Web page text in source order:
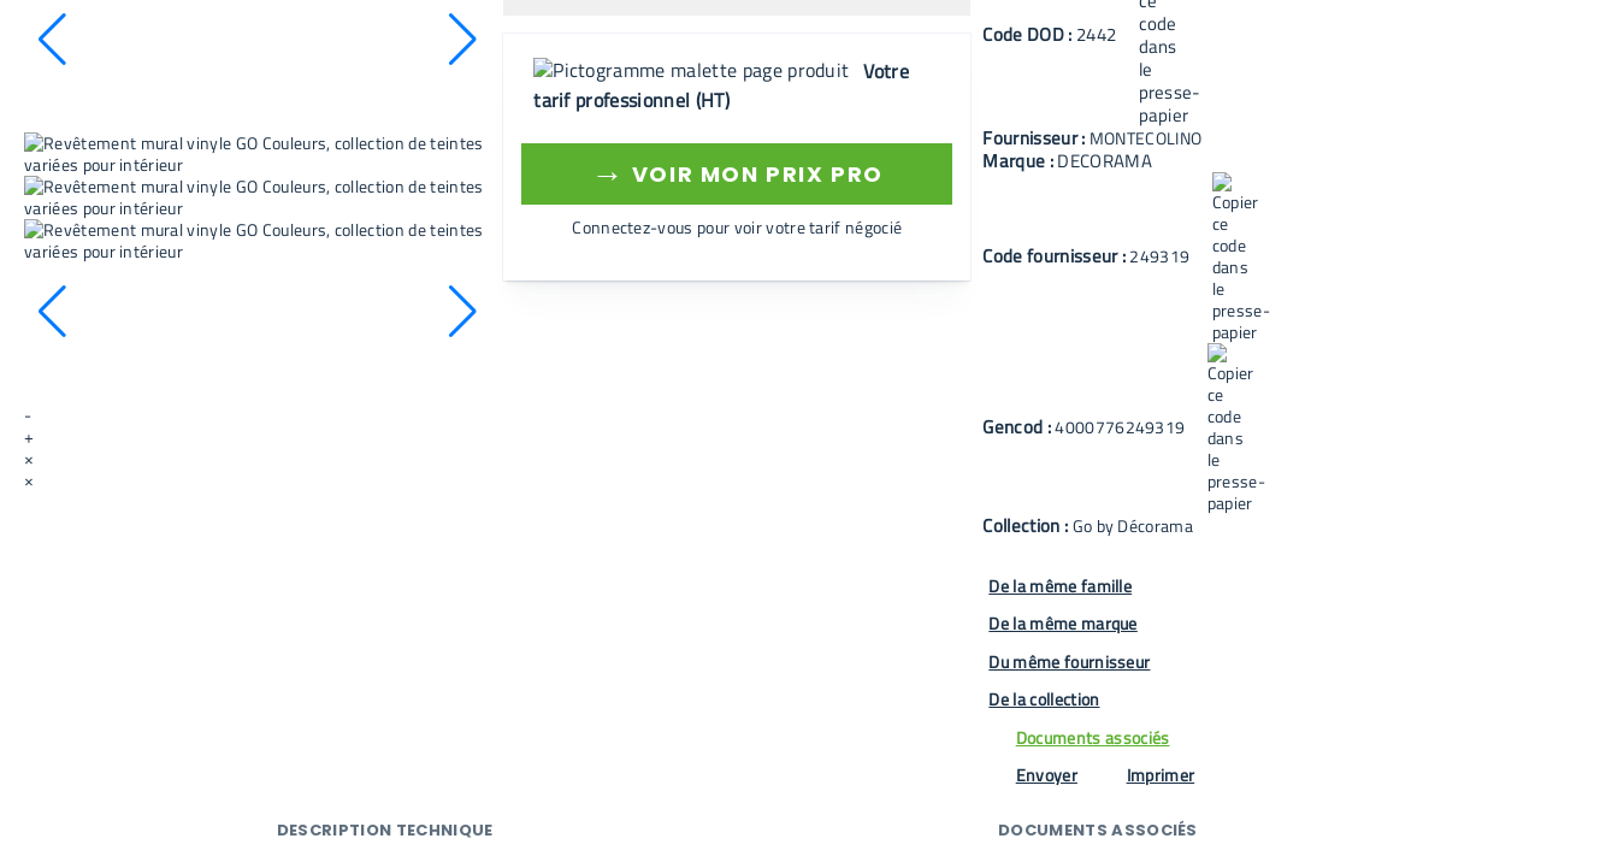
-
+
×
×
Votre
tarif professionnel (HT)
→ VOIR MON PRIX PRO
Connectez-vous pour voir votre tarif négocié
Code DOD: 2442
Fournisseur : MONTECOLINO
Marque :DECORAMA
Code fournisseur :249319
Gencod :4000776249319
Collection :Go by Décorama
De la même famille
De la même marque
Du même fournisseur
De la collection
Documents associés
Envoyer
Imprimer
DESCRIPTION TECHNIQUE DOCUMENTS ASSOCIÉS